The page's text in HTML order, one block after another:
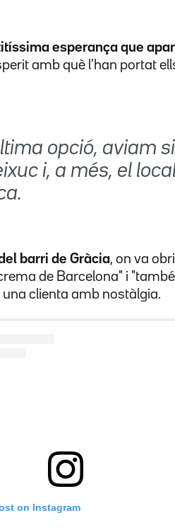
esperança que
amb què l'han portat
opció, aviam
i, a més, el
barri de Gràcia, on va
de Barcelona" i
clienta amb nostàlgia.
on Instagram